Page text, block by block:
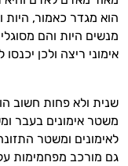
הוא מגדר כאמור, היות
מנשים היות והם
אימוני ריצה ולכן
שנית ולא פחות חשוב
משטר אימונים בעבר
לאימונים ומשטר
גם מורכב מפחמימות
התשובות שלי
וספרות
ותזונת